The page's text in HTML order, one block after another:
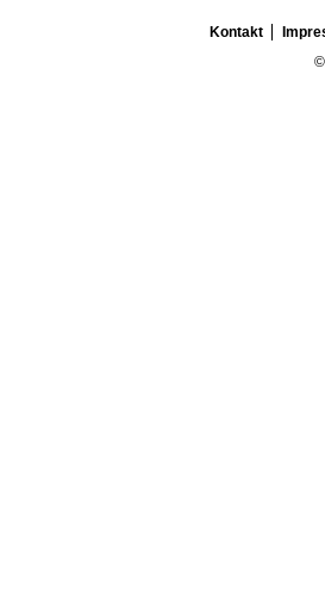
Kontakt
©